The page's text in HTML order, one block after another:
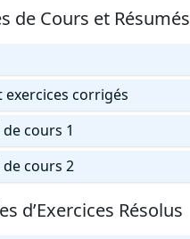
de Cours et Résumés
exercices corrigés
cours 1
cours 2
d’Exercices Résolus